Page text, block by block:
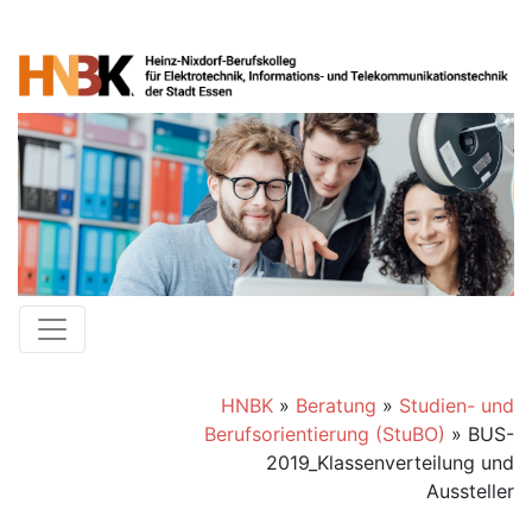
HNBK» Beratung » Studien- und
Berufsorientierung (StuBO) » BUS-
2019_Klassenverteilung und
Aussteller